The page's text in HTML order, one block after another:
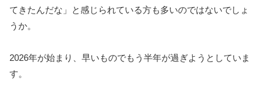
てきたんだな」と感じられている方も多いのではないでしょ
うか。
2026年が始まり、早いものでもう半年が過ぎようとしていま
す。